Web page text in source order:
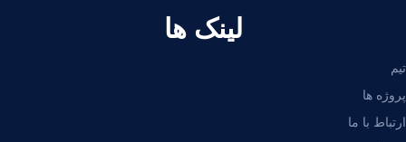
لینک ها
تیم
پروژه ها
ارتباط با ما